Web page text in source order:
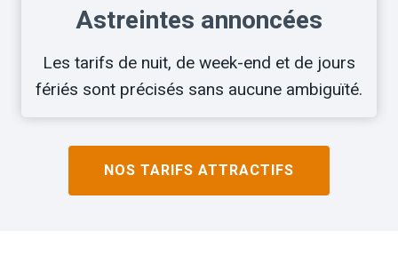
Astreintes annoncées
Les tarifs de nuit, de week-end et de jours
fériés sont précisés sans aucune ambiguïté.
NOS TARIFS ATTRACTIFS